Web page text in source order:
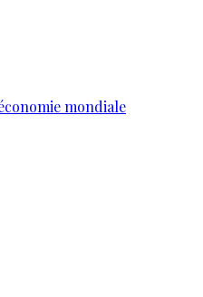
mondiale